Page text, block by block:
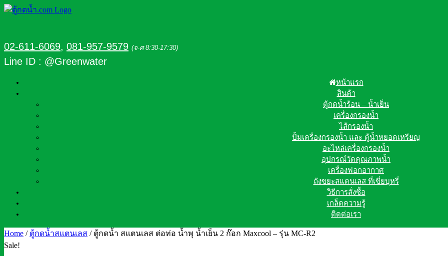
02-611-6069, 081-957-9579 (จ-ศ 8:30-17:30)
Line ID : @Greenwater
หน้าแรก
สินค้า
ตู้กดน้ำร้อน – น้ำเย็น
เครื่องกรองน้ำ
ไส้กรองน้ำ
ปั้มเครื่องกรองน้ำ และ ตู้น้ำหยอดเหรียญ
อะไหล่เครื่องกรองน้ำ
อุปกรณ์วัดคุณภาพน้ำ
เครื่องฟอกอากาศ
ถังขยะสแตนเลส ที่เขี่ยบุหรี่
วิธีการสั่งซื้อ
เกล็ดความรู้
ติดต่อเรา
Home / ตู้กดน้ำสแตนเลส / ตู้กดน้ำ สแตนเลส ต่อท่อ น้ำพุ น้ำเย็น 2 ก๊อก Maxcool – รุ่น MC-R2
Sale!